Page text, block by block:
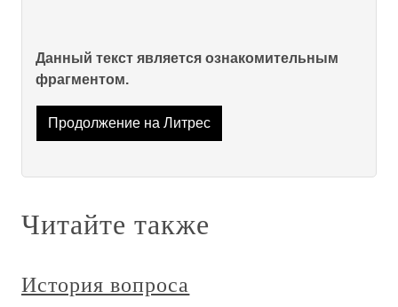
Данный текст является ознакомительным
фрагментом.
Продолжение на Литрес
Читайте также
История вопроса